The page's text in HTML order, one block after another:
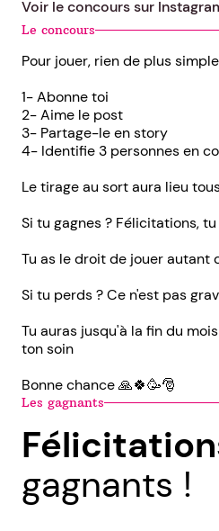
Voir le concours sur
Le concours
Pour jouer, rien de plus
1- Abonne toi
2- Aime le post
3- Partage-le en story
4- Identifie 3 personnes en
Le tirage au sort aura lieu
Si tu gagnes ? Félicitations,
Tu as le droit de jouer autant
Si tu perds ? Ce n'est pas
Tu auras jusqu'à la fin du
ton soin
Bonne chance 🙏🍀🥳🎅
Les gagnants
gagnants !